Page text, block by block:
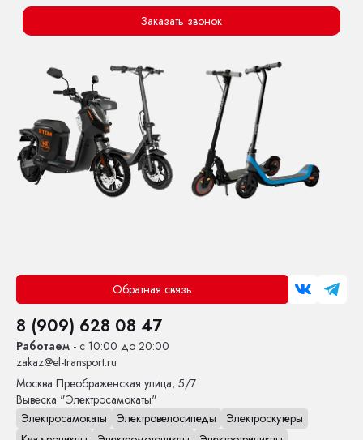
Заказать звонок
Обратная связь
8 (909) 628 08 47
Работаем - с 10:00 до 20:00
zakaz@el-transport.ru
Москва Преображенская улица, 5/7
Вывеска "Электросамокаты"
Электросамокаты
Электровелосипеды
Электроскутеры